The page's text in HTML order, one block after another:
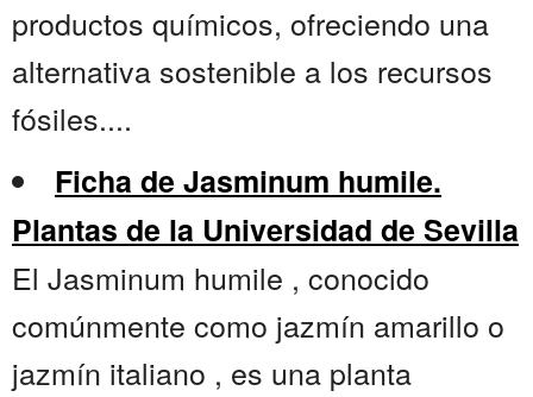
productos químicos, ofreciendo una
alternativa sostenible a los recursos
fósiles....
Ficha de Jasminum humile.
Plantas de la Universidad de Sevilla
El Jasminum humile , conocido
comúnmente como jazmín amarillo o
jazmín italiano , es una planta